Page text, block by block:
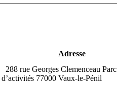
Adresse
288 rue Georges Clemenceau Parc
d’activités 77000 Vaux-le-Pénil